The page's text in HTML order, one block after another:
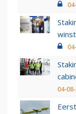
04-